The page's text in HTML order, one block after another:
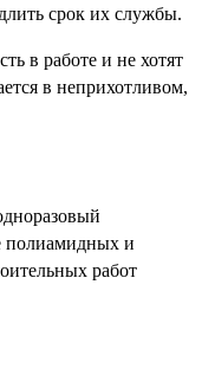
срок их службы.
в работе и не хотят
в неприхотливом,
полиамидных и
работ